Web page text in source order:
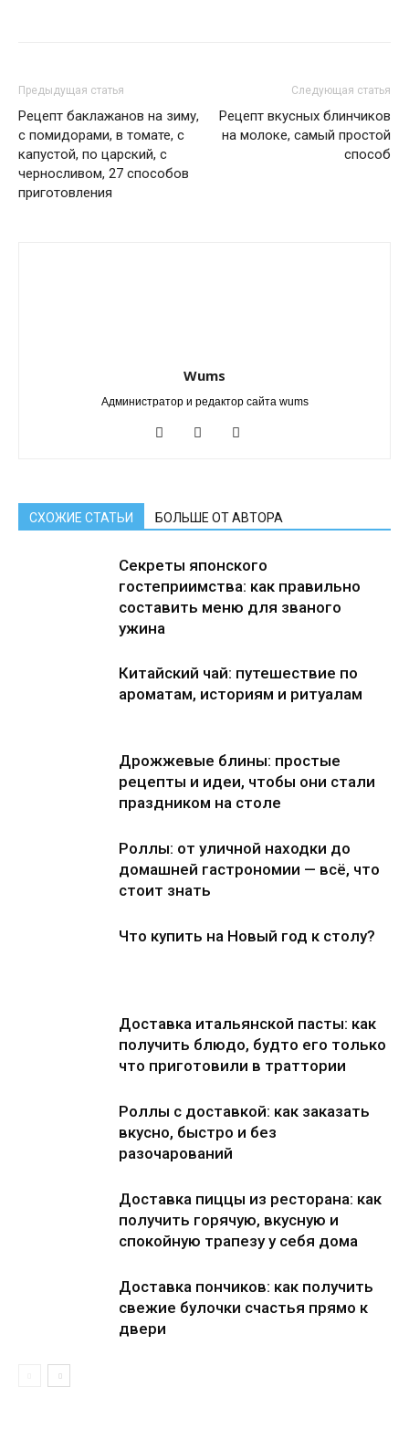
Предыдущая статья
Рецепт баклажанов на зиму,
с помидорами, в томате, с
капустой, по царский, с
черносливом, 27 способов
приготовления
Следующая статья
Рецепт вкусных блинчиков
на молоке, самый простой
способ
Wums
Администратор и редактор сайта wums
СХОЖИЕ СТАТЬИ БОЛЬШЕ ОТ АВТОРА
Секреты японского
гостеприимства: как правильно
составить меню для званого
ужина
Китайский чай: путешествие по
ароматам, историям и ритуалам
Дрожжевые блины: простые
рецепты и идеи, чтобы они стали
праздником на столе
Роллы: от уличной находки до
домашней гастрономии — всё, что
стоит знать
Что купить на Новый год к столу?
Доставка итальянской пасты: как
получить блюдо, будто его только
что приготовили в траттории
Роллы с доставкой: как заказать
вкусно, быстро и без
разочарований
Доставка пиццы из ресторана: как
получить горячую, вкусную и
спокойную трапезу у себя дома
Доставка пончиков: как получить
свежие булочки счастья прямо к
двери